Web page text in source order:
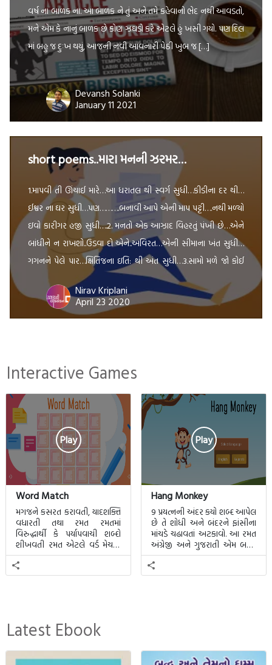
વર્ષ ના બાળક ના. આ બાળક ને તું અને તમે કહેવાનો ભેદ નથી આવડતો,
મને એમ કે નાનું બાળક છે કોણ ઝઘડો કરે એટલે હું ખસી ગયો. પણ દિલ
માં બહુ જ દુઃખ થયું, આજની નવી આવનારી પેઠી ખુબ જ […]
Devansh Solanki
January 11 2021
short poems..મારા મનની ઝરમર…
1.માપવી તી ઊંચાઈ મારે…આ ધરાતલ થી સ્વર્ગ સુધી…કીડીના દર થી…
ઈશ્વર ના ઘર સુધી…પણ……….બનાવી આપે એની માપ પટ્ટી….નથી મળ્યો
ઇવો કારીગર હજી સુધી….2. મનતો એક આઝાદ વિહરતું પંખી છે…એને
બાંધીને ન રાખશો..ઉડવા દો એને..અવિરત…એની સીમાના ખંત સુધી…
ગગનને પેલે પાર…ક્ષિતિજના ઇતિ: થી અંત સુધી…3.સામો મળે જો કોઈ
તો..અને વાત જો નીકળે…લોકો કહે…દોસ્ત યે અંદાજ બહુત સચ્ચા […]
Nirav Kriplani
April 23 2020
Interactive Games
Play
Word Match
મગજને કસરત કરાવતી, યાદશક્તિ
વધારતી તથા રમત રમતમાં
વિરુદ્ધાર્થી કે પર્યાપવાચી શબ્દો
શીખવતી રમત એટલે વર્ડ મેચમાં.
આ રમતમાં 20 બ્લોક પાછળ 20
શબ્દો છુપાયેલા હશે.
Play
Hang Monkey
9 પ્રયત્નની અંદર કયો શબ્દ આપેલ
છે તે શોધી અને બંદરને ફાંસીના
માંચડે ચઢાવતાં અટકાવો. આ રમત
અંગ્રેજી અને ગુજરાતી એમ બન્ને
ભાષા માટે રમી શકાશે.
Latest Ebook